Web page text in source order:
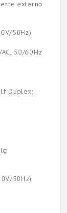
externo
50Hz)
50/60Hz
Duplex;
50Hz)